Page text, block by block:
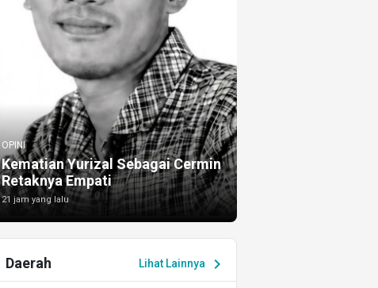
OPINI
Kematian Yurizal Sebagai Cermin
Retaknya Empati
21 jam yang lalu
Lihat Lainnya chevron_right
Daerah